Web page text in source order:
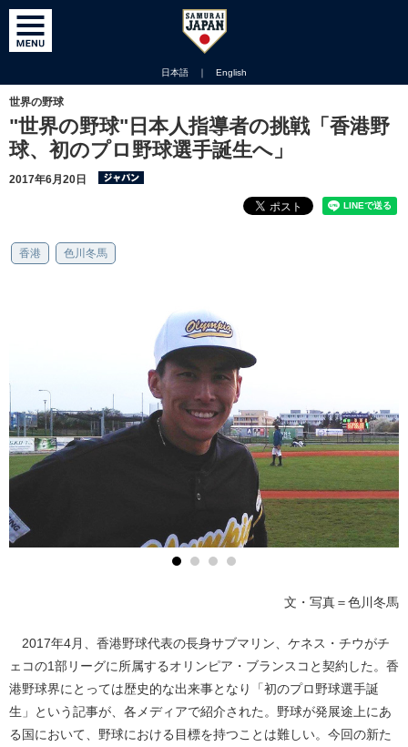
日本語 ｜ English
世界の野球
"世界の野球"日本人指導者の挑戦「香港野
球、初のプロ野球選手誕生へ」
2017年6月20日
香港 色川冬馬
文・写真＝色川冬馬
2017年4月、香港野球代表の長身サブマリン、ケネス・チウがチ
ェコの1部リーグに所属するオリンピア・ブランスコと契約した。香
港野球界にとっては歴史的な出来事となり「初のプロ野球選手誕
生」という記事が、各メディアで紹介された。野球が発展途上にあ
る国において、野球における目標を持つことは難しい。今回の新た